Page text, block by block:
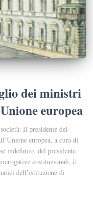
dei ministri
europea
Il presidente del
europea, a cura di
indefinito, del presidente
costituzionali, è
dell’istituzione di